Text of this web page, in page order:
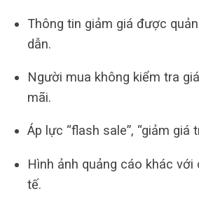
Thông tin giảm giá được
dẫn.
Người mua không kiểm tra
mãi.
Áp lực “flash sale”, “giảm giá
Hình ảnh quảng cáo khác
tế.